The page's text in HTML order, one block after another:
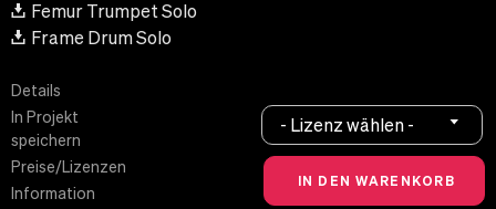
Femur Trumpet Solo
Frame Drum Solo
Details
In Projekt
speichern
Preise/Lizenzen
Information
- Lizenz wählen -